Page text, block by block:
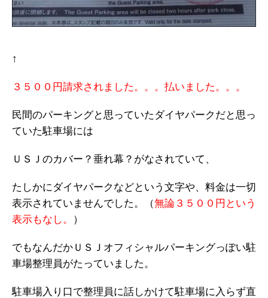
↑
３５００円請求されました。。。払いました。。。
民間のパーキングと思っていたダイヤパークだと思っ
ていた駐車場には
ＵＳＪのカバー？垂れ幕？がなされていて、
たしかにダイヤパークなどという文字や、料金は一切
表示されていませんでした。（無論３５００円という
表示もなし。
）
でもなんだかＵＳＪオフィシャルパーキングっぽい駐
車場整理員がたっていました。
駐車場入り口で整理員に話しかけて駐車場に入らず直